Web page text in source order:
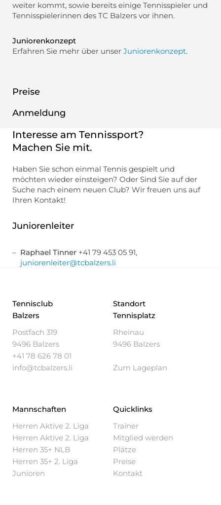
weiter kommt, sowie bereits einige Tennisspieler und
Tennisspielerinnen des TC Balzers vor ihnen.
Juniorenkonzept
Erfahren Sie mehr über unser Juniorenkonzept.
Preise
Anmeldung
Interesse am Tennissport?
Machen Sie mit.
Haben Sie schon einmal Tennis gespielt und
möchten wieder einsteigen? Oder Sind Sie auf der
Suche nach einem neuen Club? Wir freuen uns auf
Ihren Kontakt!
Juniorenleiter
Raphael Tinner +41 79 453 05 91,
juniorenleiter@tcbalzers.li
Tennisclub
Balzers
Postfach 319
9496 Balzers
+41 78 626 78 01
info@tcbalzers.li
Standort
Tennisplatz
Rheinau
9496 Balzers
Zum Lageplan
Mannschaften
Herren Aktive 2. Liga
Herren Aktive 2. Liga
Herren 35+ NLB
Herren 35+ 2. Liga
Junioren
Quicklinks
Trainer
Mitglied werden
Plätze
Preise
Kontakt